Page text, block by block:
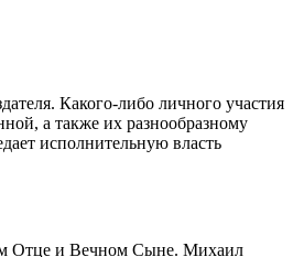
Какого-либо личного участия
а также их разнообразному
исполнительную власть
Отце и Вечном Сыне. Михаил